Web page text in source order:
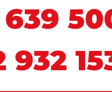
639
932